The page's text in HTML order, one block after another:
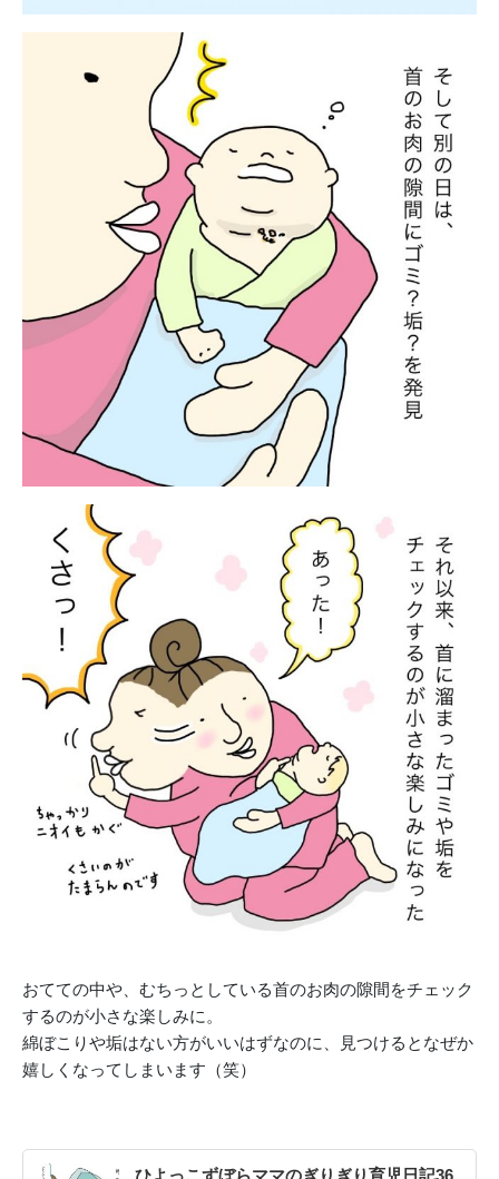
おてての中や、むちっとしている首のお肉の隙間をチェック
するのが小さな楽しみに。
綿ぼこりや垢はない方がいいはずなのに、見つけるとなぜか
嬉しくなってしまいます（笑）
ひよっこずぼらママのぎりぎり育児日記36